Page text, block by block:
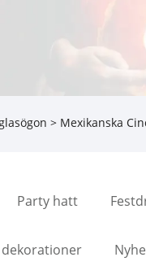
> Mexikanska
Party hatt